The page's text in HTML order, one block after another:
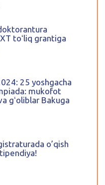
toʻliq grantiga
25 yoshgacha
mukofot
gʻoliblar Bakuga
o’qish